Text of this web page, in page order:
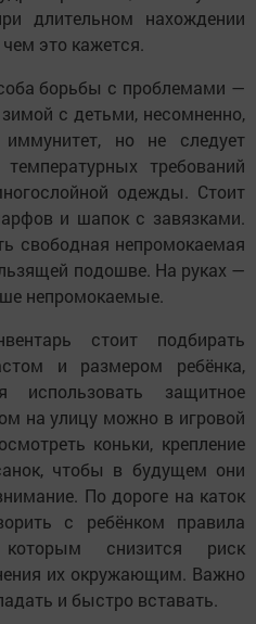
длительном нахождении
это кажется.
борьбы с проблемами —
с детьми, несомненно,
но не следует
требований
одежды. Стоит
и шапок с завязками.
свободная непромокаемая
подошве. На руках —
непромокаемые.
стоит подбирать
и размером ребёнка,
использовать защитное
на улицу можно в игровой
коньки, крепление
чтобы в будущем они
По дороге на каток
с ребёнком правила
которым снизится риск
их окружающим. Важно
и быстро вставать.